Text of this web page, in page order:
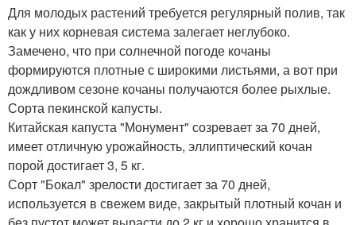
Для молодых растений требуется регулярный полив, так
как у них корневая система залегает неглубоко.
Замечено, что при солнечной погоде кочаны
формируются плотные с широкими листьями, а вот при
дождливом сезоне кочаны получаются более рыхлые.
Сорта пекинской капусты.
Китайская капуста "Монумент" созревает за 70 дней,
имеет отличную урожайность, эллиптический кочан
порой достигает 3, 5 кг.
Сорт "Бокал" зрелости достигает за 70 дней,
используется в свежем виде, закрытый плотный кочан и